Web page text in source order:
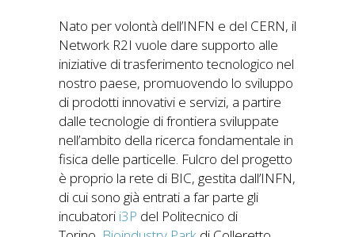
Nato per volontà dell’INFN e del CERN, il
Network R2I vuole dare supporto alle
iniziative di trasferimento tecnologico nel
nostro paese, promuovendo lo sviluppo
di prodotti innovativi e servizi, a partire
dalle tecnologie di frontiera sviluppate
nell’ambito della ricerca fondamentale in
fisica delle particelle. Fulcro del progetto
è proprio la rete di BIC, gestita dall’INFN,
di cui sono già entrati a far parte gli
incubatori i3P del Politecnico di